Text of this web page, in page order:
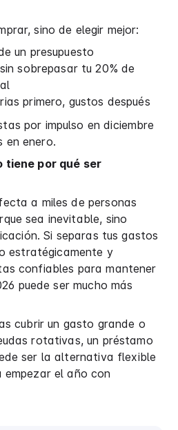
sino de elegir mejor:
un presupuesto
sobrepasar tu 20% de
primero, gustos después
por impulso en diciembre
en enero.
tiene por qué ser
a miles de personas
sea inevitable, sino
Si separas tus gastos
estratégicamente y
confiables para mantener
puede ser mucho más
cubrir un gasto grande o
rotativas, un préstamo
ser la alternativa flexible
el año con